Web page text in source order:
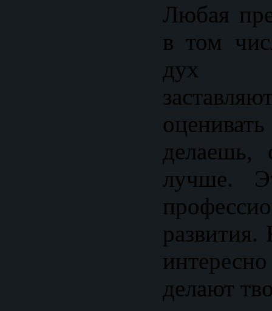
Любая
в том
дух
делаешь,
лучше.
развития.
делают